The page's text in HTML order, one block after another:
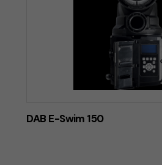
DAB E-Swim 150